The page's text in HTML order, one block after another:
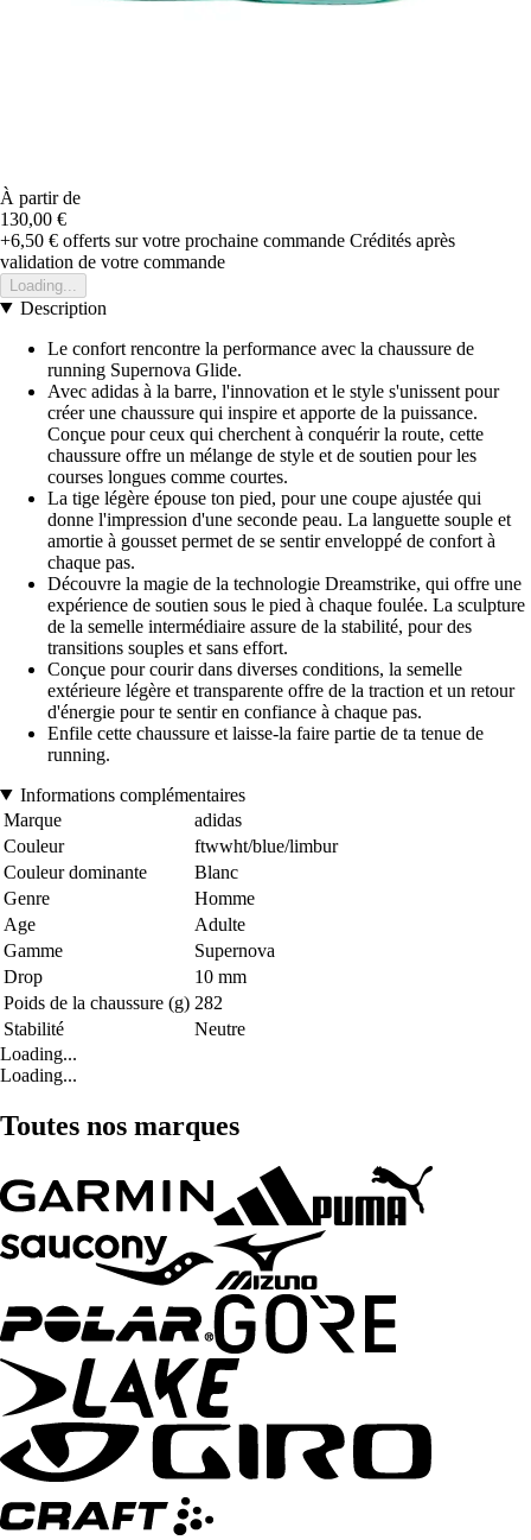
À partir de
130,00 €
+6,50 € offerts sur votre prochaine commande Crédités après
validation de votre commande
Loading...
Description
Le confort rencontre la performance avec la chaussure de
running Supernova Glide.
Avec adidas à la barre, l'innovation et le style s'unissent pour
créer une chaussure qui inspire et apporte de la puissance.
Conçue pour ceux qui cherchent à conquérir la route, cette
chaussure offre un mélange de style et de soutien pour les
courses longues comme courtes.
La tige légère épouse ton pied, pour une coupe ajustée qui
donne l'impression d'une seconde peau. La languette souple et
amortie à gousset permet de se sentir enveloppé de confort à
chaque pas.
Découvre la magie de la technologie Dreamstrike, qui offre une
expérience de soutien sous le pied à chaque foulée. La sculpture
de la semelle intermédiaire assure de la stabilité, pour des
transitions souples et sans effort.
Conçue pour courir dans diverses conditions, la semelle
extérieure légère et transparente offre de la traction et un retour
d'énergie pour te sentir en confiance à chaque pas.
Enfile cette chaussure et laisse-la faire partie de ta tenue de
running.
Informations complémentaires
Marque
adidas
Couleur
ftwwht/blue/limbur
Couleur dominante
Blanc
Genre
Homme
Age
Adulte
Gamme
Supernova
Drop
10 mm
Poids de la chaussure (g) 282
Stabilité
Neutre
Loading...
Loading...
Toutes nos marques